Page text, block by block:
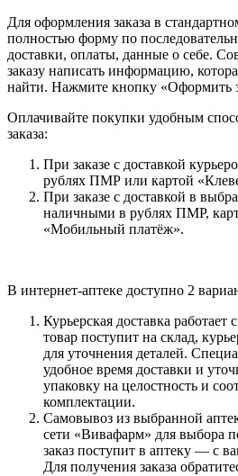
Для оформления заказа в
полностью форму по
доставки, оплаты, данные о себе.
заказу написать информацию,
найти. Нажмите кнопку «Оформить
Оплачивайте покупки удобным
заказа:
При заказе с доставкой
рублях ПМР или картой
При заказе с доставкой в
наличными в рублях ПМР,
«Мобильный платёж».
В интернет-аптеке доступно 2
Курьерская доставка работает
товар поступит на склад,
для уточнения деталей.
удобное время доставки и
упаковку на целостность и
комплектации.
Самовывоз из выбранной
сети «Вивафарм» для выбора
заказ поступит в аптеку — с
Для получения заказа